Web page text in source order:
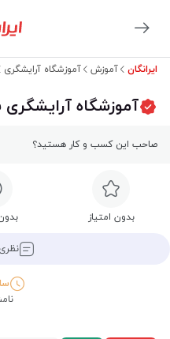
ایرانگان آموزش آموزشگاه آرایشگری
آموزشگاه آرایشگری
صاحب این کسب و کار هستید؟
بدون امتیاز